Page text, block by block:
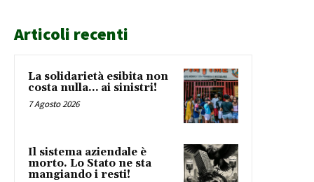
Articoli recenti
La solidarietà esibita non
costa nulla… ai sinistri!
7 Agosto 2026
Il sistema aziendale è
morto. Lo Stato ne sta
mangiando i resti!